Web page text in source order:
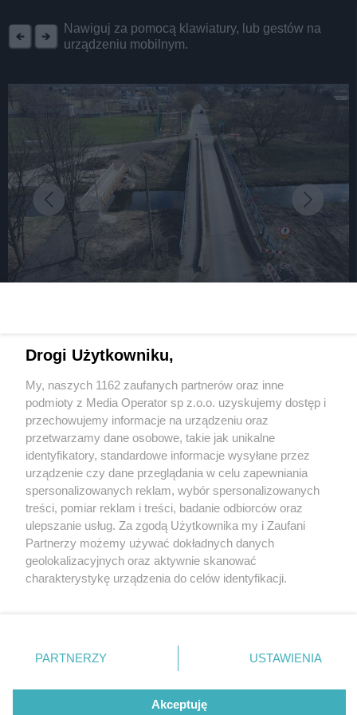
Nawiguj za pomocą klawiatury, lub gestów na
urządzeniu mobilnym.
remont drogi. Zmieniają się trasy linii
autobusowych w Dąbrowie Górniczej
3 / 3
Przebudowa mostu nad
Przemszą
Wróć do artykułu:
Powstanie nowy most nad Przemszą, będzie też
remont drogi. Zmieniają się trasy linii
Wydawca mediów lokalnych
Nie zapomnij
zapoznać się z:
polityką prywatności
Twojemiasto
Piekary Śląskie
Chorzów
Tarnowskie Góry
Gliwice
Skontakuj sięz nami
Kontakt
Redakcja
Newsletter
Drogi Użytkowniku,
My, naszych 1162 zaufanych partnerów oraz inne
podmioty z Media Operator sp z.o.o. uzyskujemy dostęp i
przechowujemy informacje na urządzeniu oraz
przetwarzamy dane osobowe, takie jak unikalne
identyfikatory, standardowe informacje wysyłane przez
urządzenie czy dane przeglądania w celu zapewniania
spersonalizowanych reklam, wybór spersonalizowanych
treści, pomiar reklam i treści, badanie odbiorców oraz
ulepszanie usług. Za zgodą Użytkownika my i Zaufani
Partnerzy możemy używać dokładnych danych
geolokalizacyjnych oraz aktywnie skanować
charakterystykę urządzenia do celów identyfikacji.
zmienić/wycofać klikając przycisk ustawień prywatności
znajdujący się w lewym dolnym rogu strony
rodzaje przetwarzania danych nie wymagają zgody
użytkownika, ale masz prawo sprzeciwić się takiemu
PARTNERZY USTAWIENIA
Akceptuję